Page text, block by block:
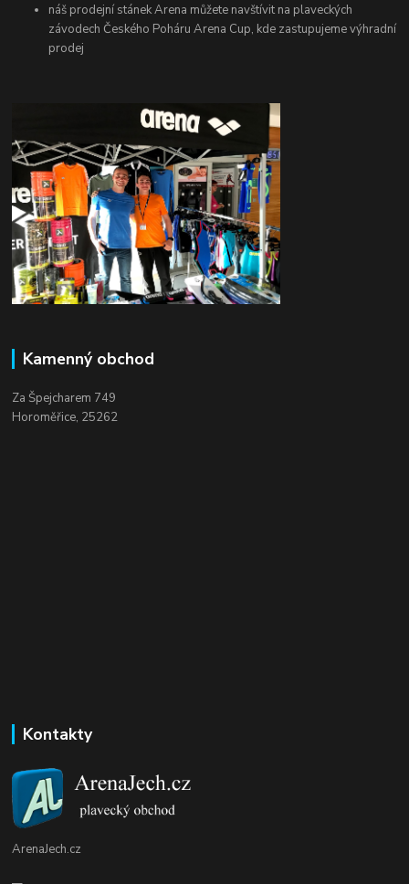
náš prodejní stánek Arena můžete navštívit na plaveckých
závodech Českého Poháru Arena Cup, kde zastupujeme výhradní
prodej
Kamenný obchod
Za Špejcharem 749
Horoměřice, 25262
Kontakty
ArenaJech.cz